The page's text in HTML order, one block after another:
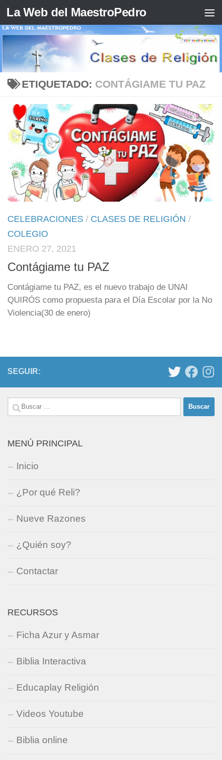
Saltar al contenido
La Web del MaestroPedro
ETIQUETADO: CONTÁGIAME TU PAZ
CELEBRACIONES / CLASES DE RELIGIÓN /
COLEGIO
ENERO 27, 2021
Contágiame tu PAZ
Contágiame tu PAZ, es el nuevo trabajo de UNAI
QUIRÓS como propuesta para el Día Escolar por la No
Violencia(30 de enero)
SEGUIR:
Buscar:
MENÚ PRINCIPAL
Inicio
¿Por qué Reli?
Nueve Razones
¿Quién soy?
Contactar
RECURSOS
Ficha Azur y Asmar
Biblia Interactiva
Educaplay Religión
Videos Youtube
Biblia online